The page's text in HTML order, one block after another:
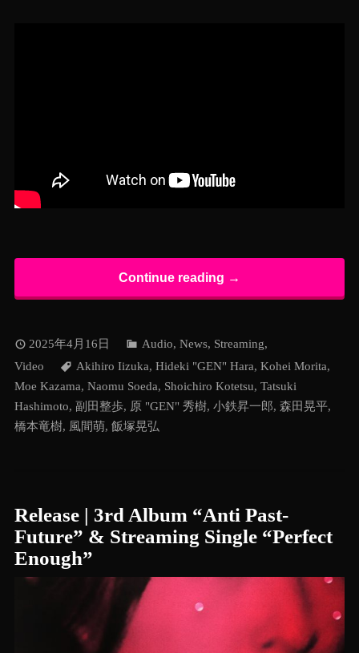
Continue reading →
2025年4月16日 Audio, News, Streaming,
Video
Akihiro Iizuka, Hideki "GEN" Hara, Kohei Morita,
Moe Kazama, Naomu Soeda, Shoichiro Kotetsu, Tatsuki
Hashimoto, 副田整歩, 原 "GEN" 秀樹, 小鉄昇一郎, 森田晃平,
橋本竜樹, 風間萌, 飯塚晃弘
Release | 3rd Album “Anti Past-
Future” & Streaming Single “Perfect
Enough”